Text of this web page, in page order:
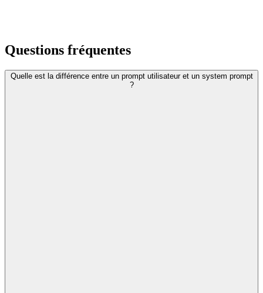
Questions fréquentes
Quelle est la différence entre un prompt utilisateur et un system prompt
?